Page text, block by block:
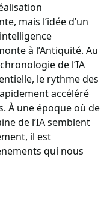
mais l’idée d’un
à l’Antiquité. Au
de l’IA
le rythme des
accéléré
À une époque où de
de l’IA semblent
il est
qui nous